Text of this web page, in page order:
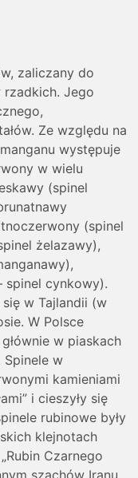
zaliczany do
rzadkich. Jego
Ze względu na
występuje
w wielu
(spinel
(spinel
żelazawy),
spinel cynkowy).
w Tajlandii (w
W Polsce
w piaskach
Spinele w
kamieniami
i cieszyły się
rubinowe były
klejnotach
Czarnego